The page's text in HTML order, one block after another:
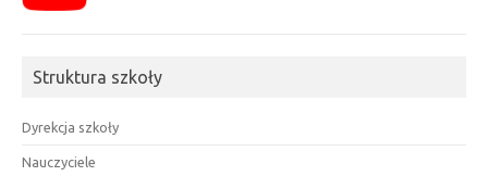
Struktura szkoły
Dyrekcja szkoły
Nauczyciele